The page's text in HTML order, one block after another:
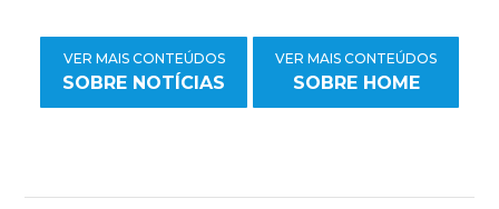
VER MAIS CONTEÚDOS
SOBRE NOTÍCIAS
VER MAIS CONTEÚDOS
SOBRE HOME